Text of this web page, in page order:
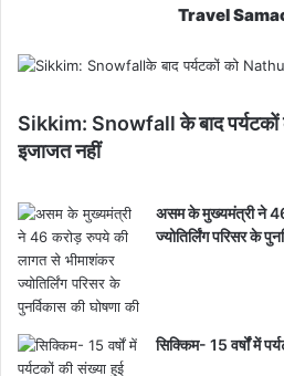
Travel
Sikkim: Snowfall के बाद
इजाजत नहीं
असम के मुख्यमंत्री ने
ज्योतिर्लिंग परिसर के
सिक्किम- 15 वर्षों में